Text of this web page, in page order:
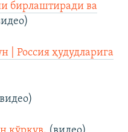
бирлаштиради ва
| Россия ҳудудларига